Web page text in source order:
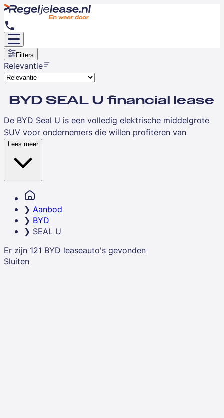
Filters
Relevantie
BYD SEAL U financial lease
De BYD Seal U is een volledig elektrische middelgrote
SUV voor ondernemers die willen profiteren van
duurzame mobiliteit en moderne technologie. Dit model
combineert een ruim interieur met een actieradius die
uitstekend geschikt is voor dagelijks zakelijk gebruik,
van accountants en consultants tot zorgverleners en
adviseurs. Met financial lease spreid je de investering
over een vaste looptijd en ben je direct economisch
eigenaar.
Lees meer
Aanbod
BYD
SEAL U
Er zijn 121 BYD leaseauto's gevonden
Sluiten